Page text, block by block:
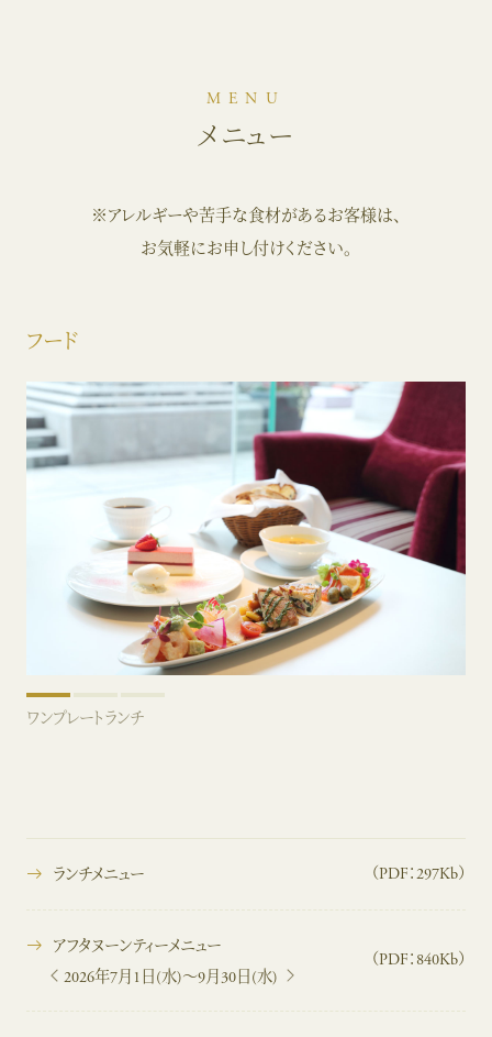
MENU
メニュー
※アレルギーや苦手な食材があるお客様は、
お気軽にお申し付けください。
フード
ランチメニュー （PDF：297Kb）
アフタヌーンティーメニュー
2026年7月1日(水)～9月30日(水)
（PDF：840Kb）